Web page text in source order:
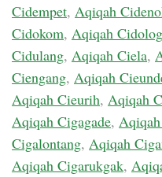
Cidempet, Aqiqah
Cidokom, Aqiqah Cidolog
Cidulang, Aqiqah Ciela,
Ciengang, Aqiqah
Aqiqah Cieurih, Aqiqah
Aqiqah Cigagade,
Cigalontang, Aqiqah
Aqiqah Cigarukgak,